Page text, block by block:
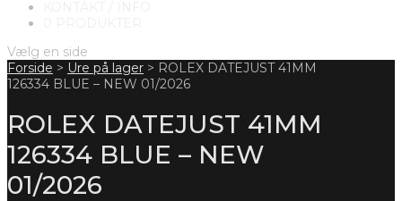
Vælg en side
Forside > Ure på lager > ROLEX DATEJUST 41MM
126334 BLUE – NEW 01/2026
ROLEX DATEJUST 41MM
126334 BLUE – NEW
01/2026